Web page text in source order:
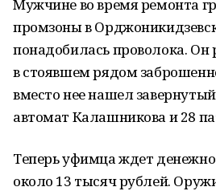
Мужчине во время ремонта
промзоны в
понадобилась проволока. Он
в стоявшем рядом
вместо нее нашел
автомат Калашникова и 28
Теперь уфимца ждет
около 13 тысяч рублей.